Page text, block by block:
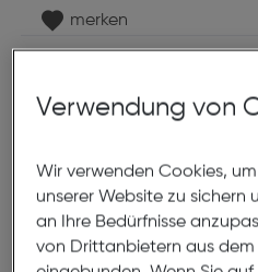
merken
Selbstabholung in
Produktbeschreibung
Fertiglesebrille
Verwendung von
Wir verwenden Cookies,
unserer Website zu sichern
an Ihre Bedürfnisse
von Drittanbietern aus dem